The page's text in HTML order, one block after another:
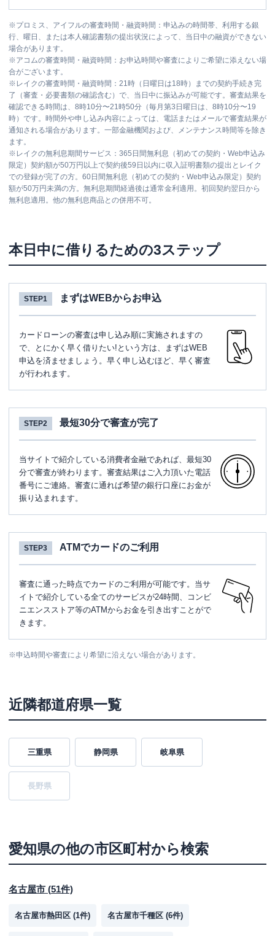
※プロミス、アイフルの審査時間・融資時間：申込みの時間帯、利用する銀
行、曜日、または本人確認書類の提出状況によって、当日中の融資ができない
場合があります。
※アコムの審査時間・融資時間：お申込時間や審査によりご希望に添えない場
合がございます。
※ レイクの審査時間・融資時間：21時（日曜日は18時）までの契約手続き完
了（審査・必要書類の確認含む）で、当日中に振込みが可能です。審査結果を
確認できる時間は、8時10分〜21時50分（毎月第3日曜日は、8時10分〜19
時）です。時間外や申し込み内容によっては、電話またはメールで審査結果が
通知される場合があります。一部金融機関および、メンテナンス時間等を除き
ます。
※ レイクの無利息期間サービス：365日間無利息（初めての契約・Web申込み
限定）契約額が50万円以上で契約後59日以内に収入証明書類の提出とレイク
での登録が完了の方。60日間無利息（初めての契約・Web申込み限定）契約
額が50万円未満の方。無利息期間経過後は通常金利適用。初回契約翌日から
無利息適用。他の無利息商品との併用不可。
本日中に借りるための3ステップ
STEP1 まずはWEBからお申込
カードローンの審査は申し込み順に実施されますの
で、とにかく早く借りたい!という方は、まずはWEB
申込を済ませましょう。早く申し込むほど、早く審査
が行われます。
STEP2 最短30分で審査が完了
当サイトで紹介している消費者金融であれば、最短30
分で審査が終わります。審査結果はご入力頂いた電話
番号にご連絡。審査に通れば希望の銀行口座にお金が
振り込まれます。
STEP3 ATMでカードのご利用
審査に通った時点でカードのご利用が可能です。当サ
イトで紹介している全てのサービスが24時間、コンビ
ニエンスストア等のATMからお金を引き出すことがで
きます。
※申込時間や審査により希望に沿えない場合があります。
近隣都道府県一覧
三重県 静岡県 岐阜県
長野県
愛知県の他の市区町村から検索
名古屋市 (51件)
名古屋市熱田区 (1件) 名古屋市千種区 (6件)